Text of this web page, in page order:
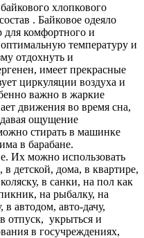
хлопкового
. Байковое одеяло
для комфортного и
температуру и
отдохнуть и
имеет прекрасные
циркуляции воздуха и
важно в жаркие
движения во время сна,
ощущение
стирать в машинке
в барабане.
Их можно использовать
детской, дома, в квартире,
в санки, на пол как
на рыбалку, на
автодом, авто-дачу,
отпуск, укрыться и
в госучреждениях,